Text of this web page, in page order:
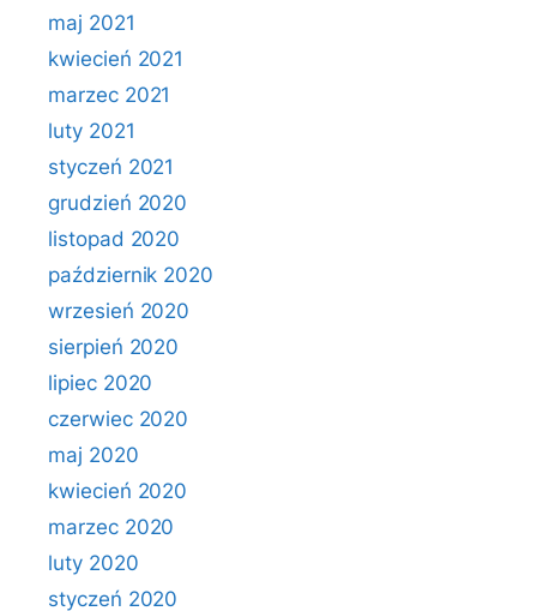
maj 2021
kwiecień 2021
marzec 2021
luty 2021
styczeń 2021
grudzień 2020
listopad 2020
październik 2020
wrzesień 2020
sierpień 2020
lipiec 2020
czerwiec 2020
maj 2020
kwiecień 2020
marzec 2020
luty 2020
styczeń 2020